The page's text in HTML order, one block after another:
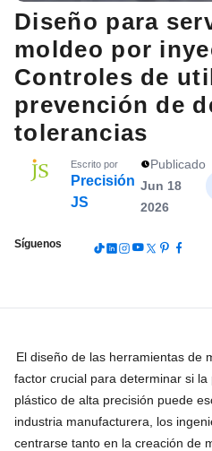
Diseño para
moldeo por
Controles de
prevención de
tolerancias
Escrito por
Precisión
JS
Publicado
Jun 18
2026
Síguenos
El diseño de las herramientas de
factor crucial para determinar si
plástico de alta precisión puede
industria manufacturera, los
centrarse tanto en la creación de